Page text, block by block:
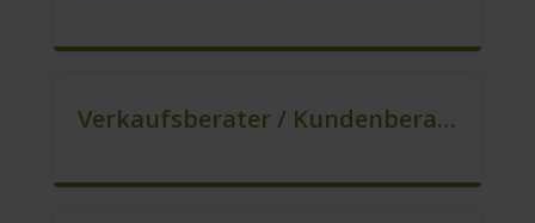
Verkaufsberater / Kundenberater In VZ/TZ (m/w/d)